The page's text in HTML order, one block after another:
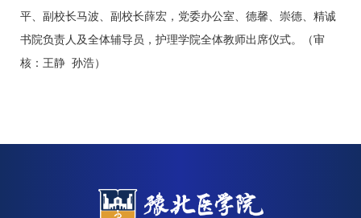
平、副校长马波、副校长薛宏，党委办公室
德馨、崇德、精诚
书院负责人及全体辅导员，护理学院全体教师出席仪式。（审
核：王静 孙浩）